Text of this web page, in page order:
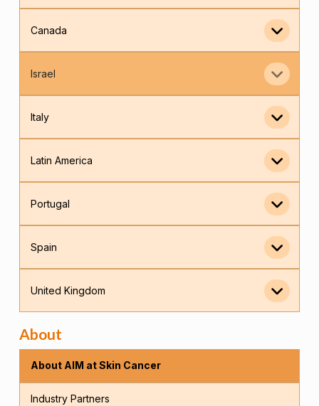
Canada
Israel
Italy
Latin America
Portugal
Spain
United Kingdom
About
About AIM at Skin Cancer
Industry Partners